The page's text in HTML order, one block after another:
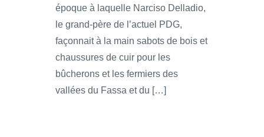
époque à laquelle Narciso Delladio,
le grand-père de l’actuel PDG,
façonnait à la main sabots de bois et
chaussures de cuir pour les
bûcherons et les fermiers des
vallées du Fassa et du […]